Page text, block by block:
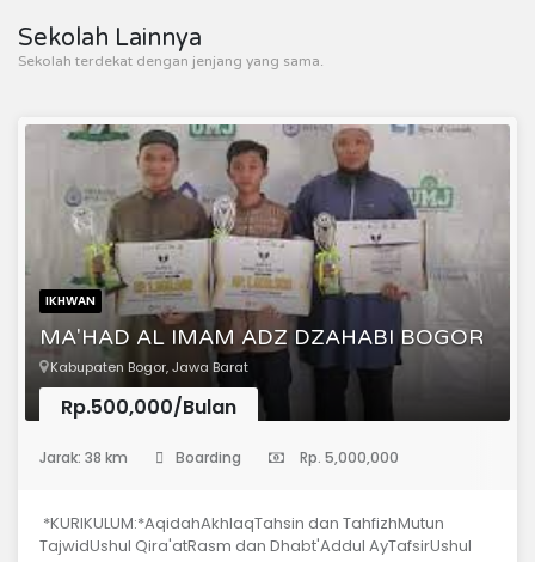
Sekolah Lainnya
Sekolah terdekat dengan jenjang yang sama.
IKHWAN
MA'HAD AL IMAM ADZ DZAHABI BOGOR
Kabupaten Bogor, Jawa Barat
Rp.500,000/Bulan
Jarak: 38 km Boarding Rp. 5,000,000
*KURIKULUM:*AqidahAkhlaqTahsin dan TahfizhMutun
TajwidUshul Qira'atRasm dan Dhabt'Addul AyTafsirUshul